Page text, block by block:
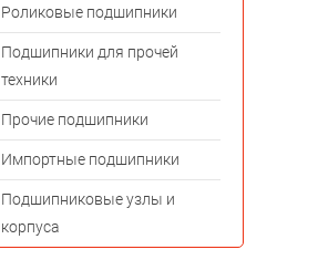
Роликовые подшипники
Подшипники для прочей
техники
Прочие подшипники
Импортные подшипники
Подшипниковые узлы и
корпуса